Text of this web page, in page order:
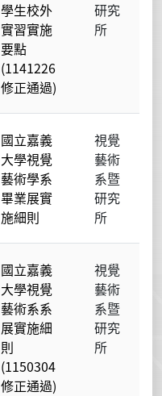
學生校外
實習實施
要點
(1141226
修正通過)
研究
所
國立嘉義
大學視覺
藝術學系
畢業展實
施細則
視覺
藝術
系暨
研究
所
國立嘉義
大學視覺
藝術系系
展實施細
則
(1150304
修正通過)
視覺
藝術
系暨
研究
所